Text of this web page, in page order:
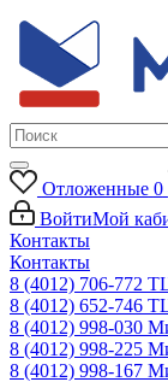
Отложенные 0
ВойтиМой
Контакты
Контакты
8 (4012) 706-772
8 (4012) 652-746
8 (4012) 998-030
8 (4012) 998-225
8 (4012) 998-167